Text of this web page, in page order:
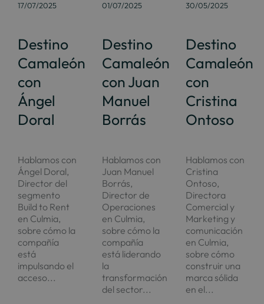
17/07/2025
Destino
Camaleón
con
Ángel
Doral
Hablamos con
Ángel Doral,
Director del
segmento
Build to Rent
en Culmia,
sobre cómo la
compañía
está
impulsando el
acceso...
01/07/2025
Destino
Camaleón
con Juan
Manuel
Borrás
Hablamos con
Juan Manuel
Borrás,
Director de
Operaciones
en Culmia,
sobre cómo la
compañía
está liderando
la
transformación
del sector...
30/05/2025
Destino
Camaleón
con
Cristina
Ontoso
Hablamos con
Cristina
Ontoso,
Directora
Comercial y
Marketing y
comunicación
en Culmia,
sobre cómo
construir una
marca sólida
en el...